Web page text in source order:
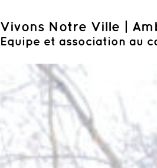
Vivons Notre Ville |
Equipe et association au